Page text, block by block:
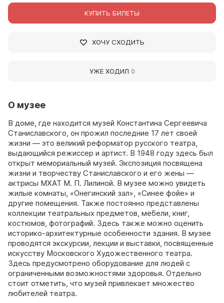
О музее
В доме, где находится музей Константина Сергеевича
Станиславского, он прожил последние 17 лет своей
жизни — это великий реформатор русского театра,
выдающийся режиссер и артист. В 1948 году здесь был
открыт мемориальный музей. Экспозиция посвящена
жизни и творчеству Станиславского и его жены —
актрисы МХАТ М. П. Лилиной. В музее можно увидеть
жилые комнаты, «Онегинский зал», «Синее фойе» и
другие помещения. Также постоянно представлены
коллекции театральных предметов, мебели, книг,
костюмов, фотографий. Здесь также можно оценить
историко-архитектурные особенности здания. В музее
проводятся экскурсии, лекции и выставки, посвященные
искусству Московского Художественного театра.
Здесь предусмотрено оборудование для людей с
ограниченными возможностями здоровья. Отдельно
стоит отметить, что музей привлекает множество
любителей театра.
КУПИТЬ БИЛЕТЫ
ХОЧУ СХОДИТЬ
УЖЕ ХОДИЛ 0